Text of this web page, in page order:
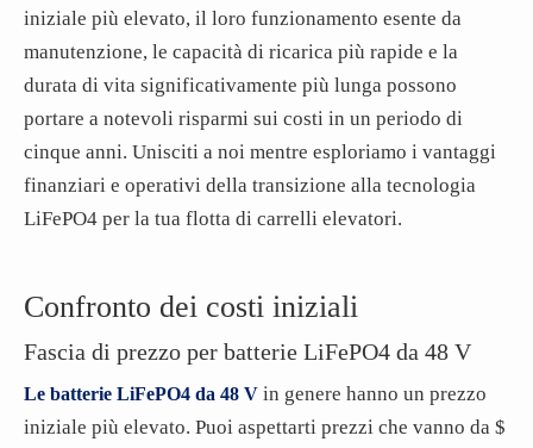
iniziale più elevato, il loro funzionamento esente da
manutenzione, le capacità di ricarica più rapide e la
durata di vita significativamente più lunga possono
portare a notevoli risparmi sui costi in un periodo di
cinque anni. Unisciti a noi mentre esploriamo i vantaggi
finanziari e operativi della transizione alla tecnologia
LiFePO4 per la tua flotta di carrelli elevatori.
Confronto dei costi iniziali
Fascia di prezzo per batterie LiFePO4 da 48 V
Le batterie LiFePO4 da 48 V in genere hanno un prezzo
iniziale più elevato. Puoi aspettarti prezzi che vanno da $